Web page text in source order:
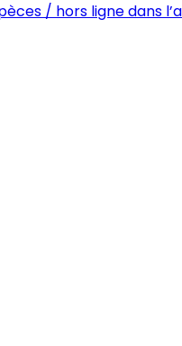
/ hors ligne dans